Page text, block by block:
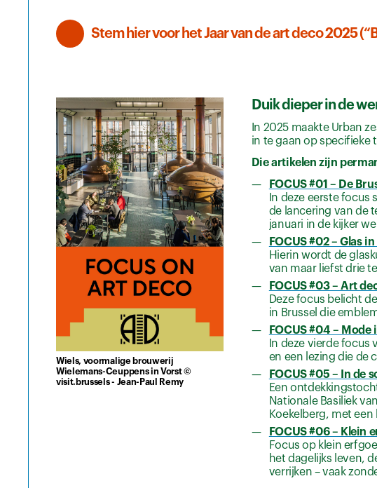
Stem hier voor het Jaar van de art deco 2025
Wiels, voormalige brouwerij
Wielemans-Ceuppens in Vorst ©
visit.brussels - Jean-Paul Remy
Duik dieper in de
In 2025 maakte Urban
in te gaan op specifieke
Die artikelen zijn
FOCUS #01 – De
In deze eerste
de lancering van de
januari in de kijker
FOCUS #02 – Glas
Hierin wordt de
van maar liefst drie
FOCUS #03 – Art
Deze focus belicht
in Brussel die
FOCUS #04 –
In deze vierde
en een lezing die de
FOCUS #05 – In de
Een
Nationale Basiliek
Koekelberg, met
FOCUS #06 – Klein
Focus op klein
het dagelijks leven,
verrijken – vaak